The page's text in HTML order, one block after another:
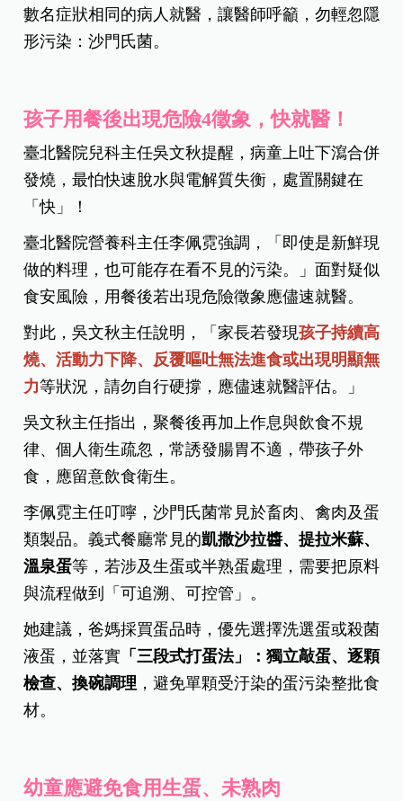
數名症狀相同的病人就醫，讓醫師呼籲，勿輕忽隱
形污染：沙門氏菌。
孩子用餐後出現危險4徵象，快就醫！
臺北醫院兒科主任吳文秋提醒，病童上吐下瀉合併
發燒，最怕快速脫水與電解質失衡，處置關鍵在
「快」！
臺北醫院營養科主任李佩霓強調，「即使是新鮮現
做的料理，也可能存在看不見的污染。」面對疑似
食安風險，用餐後若出現危險徵象應儘速就醫。
對此，吳文秋主任說明，「家長若發現孩子持續高
燒、活動力下降、反覆嘔吐無法進食或出現明顯無
力等狀況，請勿自行硬撐，應儘速就醫評估。」
吳文秋主任指出，聚餐後再加上作息與飲食不規
律、個人衛生疏忽，常誘發腸胃不適，帶孩子外
食，應留意飲食衛生。
李佩霓主任叮嚀，沙門氏菌常見於畜肉、禽肉及蛋
類製品。義式餐廳常見的凱撒沙拉醬、提拉米蘇、
溫泉蛋等，若涉及生蛋或半熟蛋處理，需要把原料
與流程做到「可追溯、可控管」。
她建議，爸媽採買蛋品時，優先選擇洗選蛋或殺菌
液蛋，並落實 「三段式打蛋法」：獨立敲蛋、逐顆
檢查、換碗調理 ，避免單顆受汙染的蛋污染整批食
材。
幼童應避免食用生蛋、未熟肉